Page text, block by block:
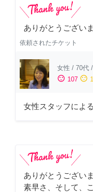
ありがとうござい
依頼されたチケット
女性 / 70代 /
sentiment_satisfied 107 sentiment_neutral 1
女性スタッフによ
ありがとうござい
素早さ、そして、